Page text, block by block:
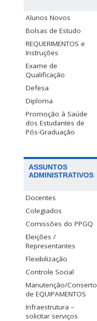
Alunos Novos
Bolsas de Estudo
REQUERIMENTOS e
Instruções
Exame de
Qualificação
Defesa
Diploma
Promoção à Saúde
dos Estudantes de
Pós-Graduação
ASSUNTOS
ADMINISTRATIVOS
Docentes
Colegiados
Comissões do PPGQ
Eleições /
Representantes
Flexibilização
Controle Social
Manutenção/Conserto
de EQUIPAMENTOS
Infraestrutura –
solicitar serviços